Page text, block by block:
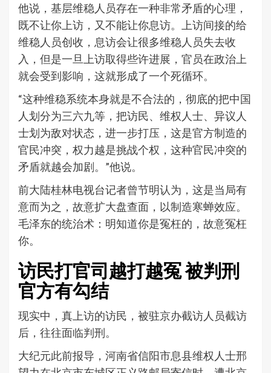
他说，基层维稳人员存在一种非常矛盾的心理，
既不让你上访，又不能让你息访。上访间接的给
维稳人员创收，息访会让很多维稳人员失去收
入，但是一旦上访取得些许进展，官员在政治上
就会受到影响，这就形成了一个死循环。
“这种维稳系统本身就是不合法的，彻底的把中国
人划分为三六九等，把访民、维权人士、异议人
士划为敌对状态，进一步打压，这是官方制造的
官民冲突，权力越是挑战个权，这种官民冲突的
矛盾就越会加剧。”他说。
前大陆桂林电视台记者曾节明认为，这是当局有
意而为之，故意扩大盘查面，以制造寒蝉效应。
毛泽东的统治术：明知道你是冤枉的，故意冤枉
你。
访民打官司越打越冤 被判刑
官方有勾结
现实中，真上访的访民，被驻京办截访人员截访
后，往往面临判刑。
大纪元此前报导，河南省信阳市息县维权人士邢